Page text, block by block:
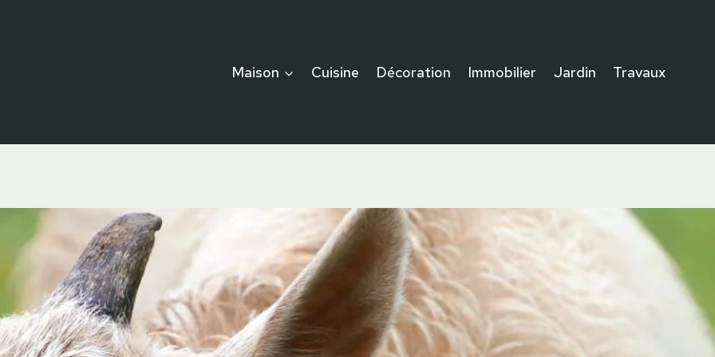
Maison
Cuisine Décoration Immobilier Jardin Travaux